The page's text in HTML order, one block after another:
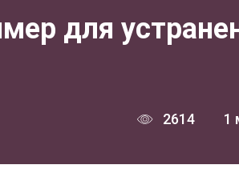
для
2614 1